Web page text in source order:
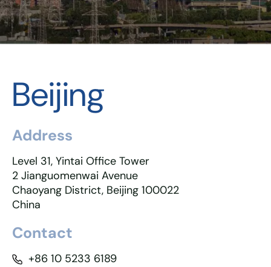
Beijing
Address
Level 31, Yintai Office Tower
2 Jianguomenwai Avenue
Chaoyang District, Beijing 100022
China
Contact
+86 10 5233 6189